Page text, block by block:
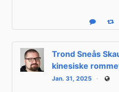
Reply
Trond Sneås
kinesiske
Jan. 31, 2025
Public